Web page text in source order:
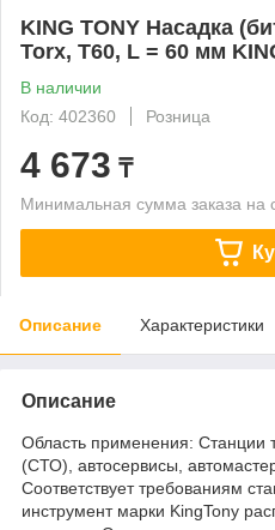
KING TONY Насадка
Torx, T60, L = 60 мм
В наличии
Код: 402360
Розница
4 673 ₸
Минимальная сумма заказа на
Описание Характеристики
Описание
Область применения: Станции
(СТО), автосервисы,
Соответствует требованиям
инструмент марки KingTony